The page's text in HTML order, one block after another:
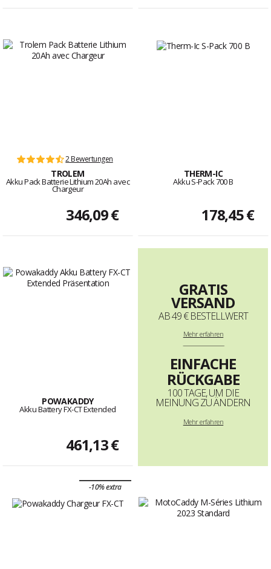
2 Bewertungen
TROLEM
Akku Pack Batterie Lithium 20Ah avec
Chargeur
346,09 €
THERM-IC
Akku S-Pack 700 B
178,45 €
POWAKADDY
Akku Battery FX-CT Extended
461,13 €
GRATIS
VERSAND
AB 49 € BESTELLWERT
Mehrerfahren
--------------------------------------------------------------------
EINFACHE
RÜCKGABE
100 TAGE, UM DIE
MEINUNG ZU ÄNDERN
Mehr erfahren
-10% extra